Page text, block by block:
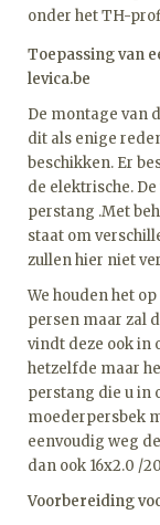
onder het TH-
Toepassing van
levica.be
De montage van
dit als enige
beschikken. Er
de elektrische.
perstang .Met
staat om
zullen hier niet
We houden het
persen maar zal
vindt deze ook in
hetzelfde maar
perstang die u in
moederpersbek
eenvoudig weg
dan ook 16x2.0 /
Voorbereiding